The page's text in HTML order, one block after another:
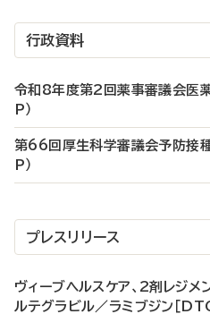
行政資料
令和8年度第2回薬事審議会医
P）
第66回厚生科学審議会予防接種
P）
プレスリリース
ヴィーブヘルスケア、2剤レジメ
ルテグラビル／ラミブジン［